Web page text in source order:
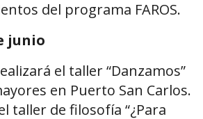
del programa FAROS.
junio
el taller “Danzamos”
en Puerto San Carlos.
taller de filosofía “¿Para